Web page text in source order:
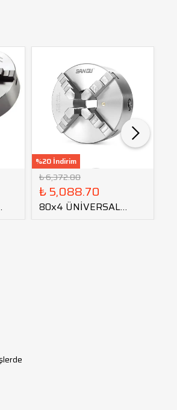
%20 İndirim
₺ 6,372.80
₺ 5,088.70
80x4 ÜNİVERSAL